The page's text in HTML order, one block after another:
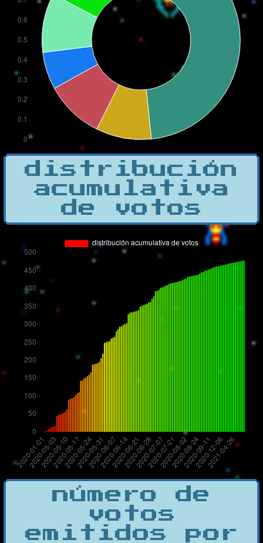
distribución
acumulativa
de votos
número de
votos
emitidos por